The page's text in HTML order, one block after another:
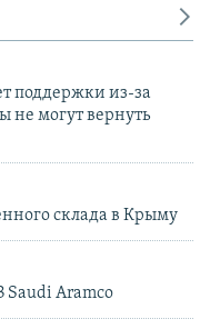
поддержки из-за
не могут вернуть
склада в Крыму
Saudi Aramco